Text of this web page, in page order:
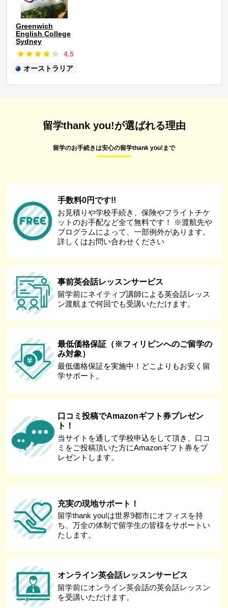
Greenwich
English College
Sydney
4.5
オーストラリア
留学thank you!が選ばれる理由
留学のお手続きは安心の留学thank you!まで
手数料0円です!!
お見積りや学校手続き、保険やフライトチケ
ットのお手配など全て無料です！ ※渡航先や
プログラムによって、一部例外があります。
詳しくはお問い合わせください
事前英会話レッスンサービス
留学前にネイティブ講師による英会話レッス
ン渡航まで何回でも受講いただけます。
最低価格保証（※フィリピンへのご留学の
み対象）
最低価格保証を実施中！どこよりもお安く留
学サポート。
口コミ投稿でAmazonギフト券プレゼン
ト！
当サイトを通して学校申込をして頂き、口コ
ミをご投稿頂いた方にAmazonギフト券をプ
レゼントします。
充実の現地サポート！
留学thank you!は世界9都市にオフィスを持
ち、万全の体制で留学生の皆様をサポートい
たします。
オンライン英会話レッスンサービス
留学前にオンライン英会話の英会話レッスン
を受講いただけます。